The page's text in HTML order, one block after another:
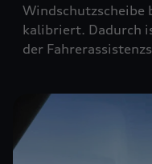
Windschutzscheibe
kalibriert. Dadurch
der